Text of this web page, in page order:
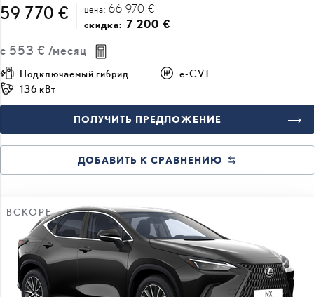
59 770 € цена: 66 970 €
скидка: 7 200 €
с 553 € /месяц
Подключаемый гибрид
e-CVT
136 кВт
ПОЛУЧИТЬ ПРЕДЛОЖЕНИЕ
ДОБАВИТЬ К СРАВНЕНИЮ
ВСКОРЕ